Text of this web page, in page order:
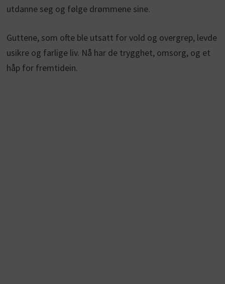
utdanne seg og følge drømmene sine.
Guttene, som ofte ble utsatt for vold og overgrep, levde
usikre og farlige liv. Nå har de trygghet, omsorg, og et
håp for fremtidein.